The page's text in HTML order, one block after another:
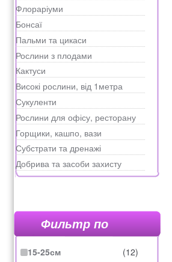
Флораріуми
Бонсаї
Пальми та цикаси
Рослини з плодами
Кактуси
Високі рослини, від 1метра
Сукуленти
Рослини для офісу, ресторану
Горщики, кашпо, вази
Субстрати та дренажі
Добрива та засоби захисту
Фильтр по
15-25см
(12)